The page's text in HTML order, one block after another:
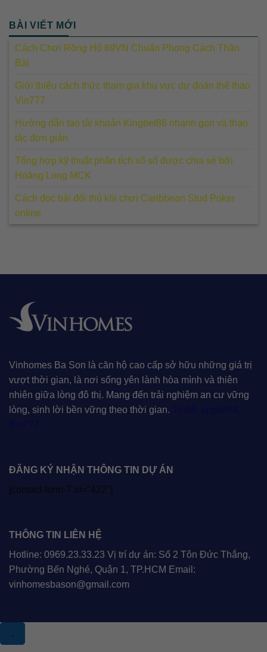
BÀI VIẾT MỚI
Cách Chơi Rồng Hổ 69VN Chuẩn Phong Cách Thần
Bài
Giới thiệu cách thức tham gia khu vực dự đoán thể thao
Vin777
Hướng dẫn tạo tài khoản Kingbet86 nhanh gọn và thao
tác đơn giản
Tổng hợp kỹ thuật phân tích xổ số được chia sẻ bởi
Hoàng Long MCK
Cách đọc bài đối thủ khi chơi Caribbean Stud Poker
online
Vinhomes Ba Son là căn hộ cao cấp sở hữu những giá trị
vượt thời gian, là nơi sống yên lành hòa mình và thiên
nhiên giữa lòng đô thị. Mang đến trải nghiệm an cư vững
lòng, sinh lời bền vững theo thời gian.
ĐĂNG KÝ NHẬN THÔNG TIN DỰ ÁN
[contact-form-7 id="422"]
THÔNG TIN LIÊN HỆ
Hotline: 0969.23.33.23 Vị trí dự án: Số 2 Tôn Đức Thắng,
Phường Bến Nghé, Quận 1, TP.HCM Email:
vinhomesbason@gmail.com
.